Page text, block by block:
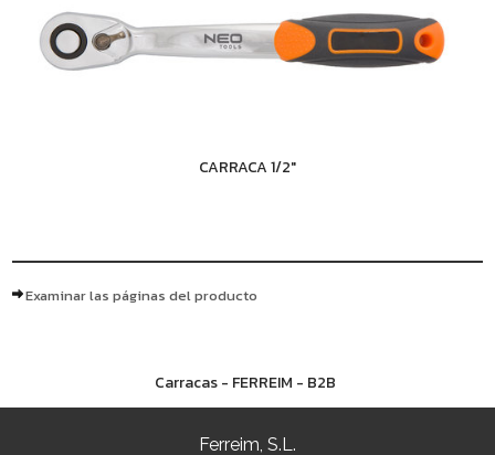
CARRACA 1/2"
Examinar las páginas del producto
Carracas - FERREIM - B2B
Ferreim, S.L.